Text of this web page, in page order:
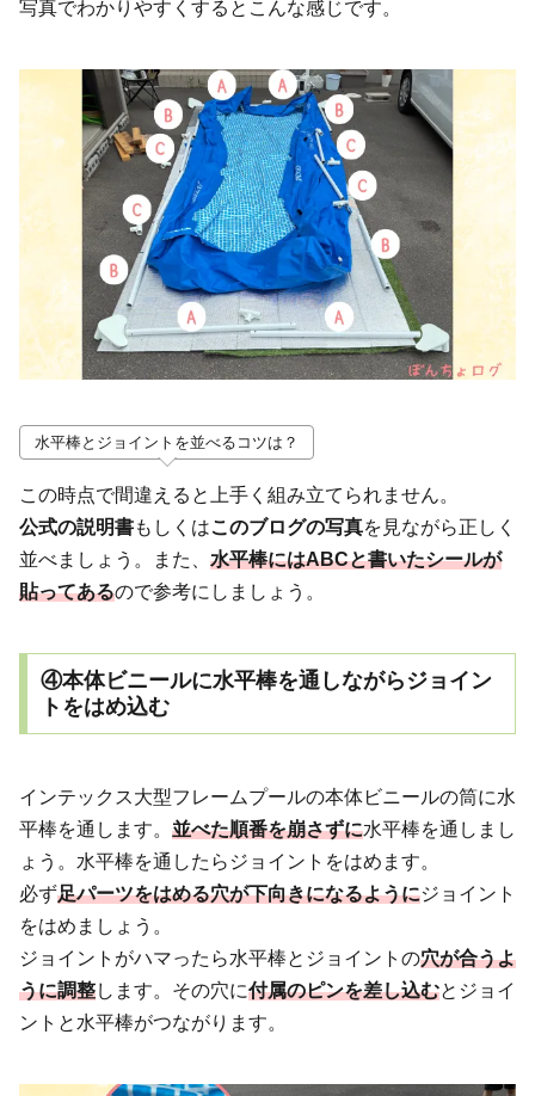
写真でわかりやすくするとこんな感じです。
水平棒とジョイントを並べるコツは？
この時点で間違えると上手く組み立てられません。
公式の説明書もしくはこのブログの写真を見ながら正しく
並べましょう。また、 水平棒にはABCと書いたシールが
貼ってあるので参考にしましょう。
④本体ビニールに水平棒を通しながらジョイン
トをはめ込む
インテックス大型フレームプールの本体ビニールの筒に水
平棒を通します。 並べた順番を崩さずに水平棒を通しまし
ょう。水平棒を通したらジョイントをはめます。
必ず足パーツをはめる穴が下向きになるようにジョイント
をはめましょう。
ジョイントがハマったら水平棒とジョイントの穴が合うよ
うに調整します。その穴に付属のピンを差し込むとジョイ
ントと水平棒がつながります。